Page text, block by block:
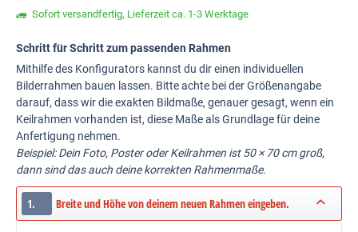
Sofort versandfertig, Lieferzeit ca. 1-3 Werktage
Schritt für Schritt zum passenden Rahmen
Mithilfe des Konfigurators kannst du dir einen individuellen
Bilderrahmen bauen lassen. Bitte achte bei der Größenangabe
darauf, dass wir die exakten Bildmaße, genauer gesagt, wenn ein
Keilrahmen vorhanden ist, diese Maße als Grundlage für deine
Anfertigung nehmen.
Beispiel: Dein Foto, Poster oder Keilrahmen ist 50 × 70 cm groß,
dann sind das auch deine korrekten Rahmenmaße.
1. Breite und Höhe von deinem neuen Rahmen eingeben.